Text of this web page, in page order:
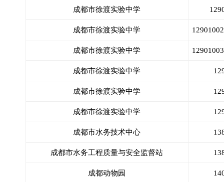
成都市徐渡实验中学
成都市徐渡实验中学
成都市徐渡实验中学
成都市徐渡实验中学
成都市徐渡实验中学
成都市徐渡实验中学
成都市水务技术中心
成都市水务工程质量与安全监督站
成都动物园